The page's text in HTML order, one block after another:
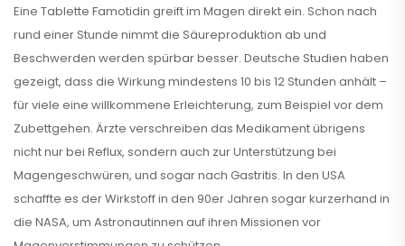
Eine Tablette Famotidin greift im Magen direkt ein. Schon nach
rund einer Stunde nimmt die Säureproduktion ab und
Beschwerden werden spürbar besser. Deutsche Studien haben
gezeigt, dass die Wirkung mindestens 10 bis 12 Stunden anhält –
für viele eine willkommene Erleichterung, zum Beispiel vor dem
Zubettgehen. Ärzte verschreiben das Medikament übrigens
nicht nur bei Reflux, sondern auch zur Unterstützung bei
Magengeschwüren, und sogar nach Gastritis. In den USA
schaffte es der Wirkstoff in den 90er Jahren sogar kurzerhand in
die NASA, um Astronautinnen auf ihren Missionen vor